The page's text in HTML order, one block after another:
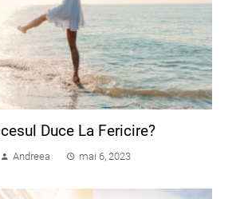
Duce La Fericire?
Andreea mai 6, 2023